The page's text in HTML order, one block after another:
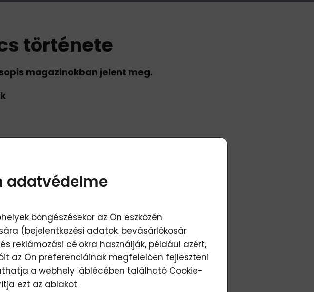
története
magazinokban jelent meg.
adatvédelme
böngészésekor az Ön eszközén
(bejelentkezési adatok, bevásárlókosár
reklámozási célokra használják, például azért,
az Ön preferenciáinak megfelelően fejleszteni
a webhely láblécében található Cookie-
ezt az ablakot.